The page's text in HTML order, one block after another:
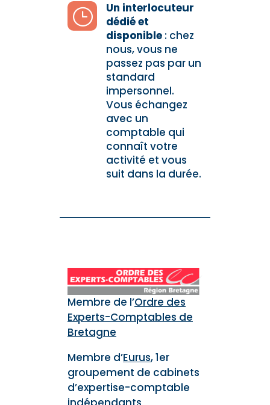
}
Un interlocuteur
dédié et
disponible : chez
nous, vous ne
passez pas par un
standard
impersonnel.
Vous échangez
avec un
comptable qui
connaît votre
activité et vous
suit dans la durée.
Membre de l’Ordre des
Experts-Comptables de
Bretagne
Membre d’Eurus, 1er
groupement de cabinets
d’expertise-comptable